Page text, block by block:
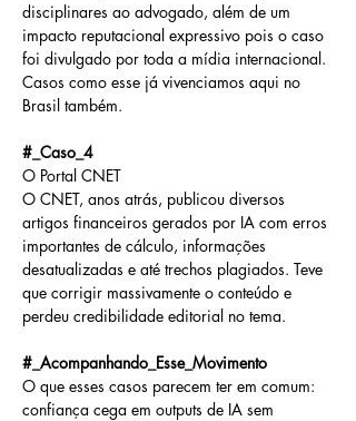
disciplinares ao advogado, além de um
impacto reputacional expressivo pois o caso
foi divulgado por toda a mídia internacional.
Casos como esse já vivenciamos aqui no
Brasil também.
#_Caso_4
O Portal CNET
O CNET, anos atrás, publicou diversos
artigos financeiros gerados por IA com erros
importantes de cálculo, informações
desatualizadas e até trechos plagiados. Teve
que corrigir massivamente o conteúdo e
perdeu credibilidade editorial no tema.
#_Acompanhando_Esse_Movimento
O que esses casos parecem ter em comum:
confiança cega em outputs de IA sem